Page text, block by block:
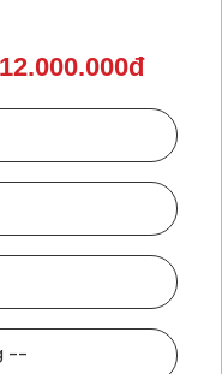
12.000.000đ